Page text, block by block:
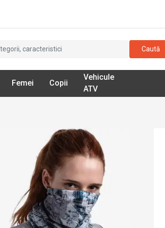
Caută
Femei Copii
Vehicule
ATV